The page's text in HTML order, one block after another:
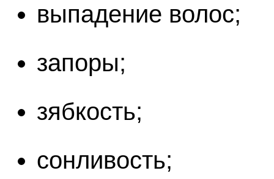
выпадение волос;
запоры;
зябкость;
сонливость;